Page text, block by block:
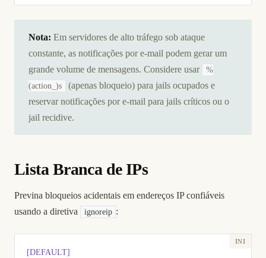
Nota: Em servidores de alto tráfego sob ataque
constante, as notificações por e-mail podem gerar um
grande volume de mensagens. Considere usar
%
(action_)s
(apenas bloqueio) para jails ocupados e
reservar notificações por e-mail para jails críticos ou o
jail recidive.
Lista Branca de IPs
Previna bloqueios acidentais em endereços IP confiáveis
usando a diretiva
ignoreip :
[DEFAULT]